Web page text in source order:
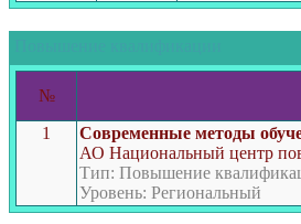
№
1
Современные методы
АО Национальный центр
Тип: Повышение
Уровень: Региональный